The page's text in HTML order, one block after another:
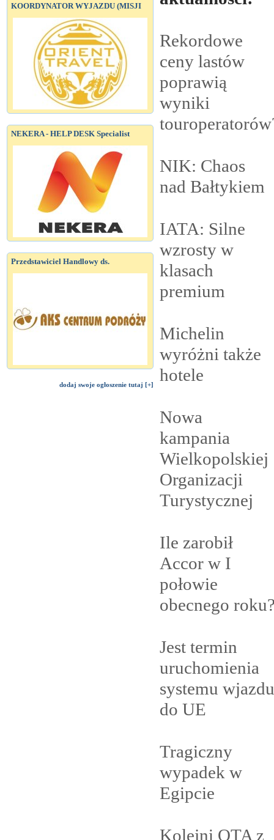
KOORDYNATOR WYJAZDU (MISJI
NEKERA - HELP DESK Specialist
Przedstawiciel Handlowy ds.
dodaj swoje ogłoszenie tutaj [+]
Rekordowe
ceny lastów
poprawią
wyniki
NIK: Chaos
nad Bałtykiem
IATA: Silne
wzrosty w
klasach
premium
Michelin
wyróżni także
hotele
Nowa
kampania
Wielkopolskiej
Organizacji
Turystycznej
Ile zarobił
Accor w I
połowie
obecnego
Jest termin
uruchomienia
systemu wjazdu
do UE
Tragiczny
wypadek w
Egipcie
Kolejni OTA z